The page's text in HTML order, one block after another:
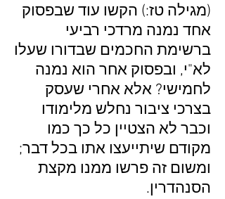
(מגילה טז:) הקשו עוד שבפסוק
אחד נמנה מרדכי רביעי
ברשימת החכמים שבדורו שעלו
לא"י, ובפסוק אחר הוא נמנה
לחמישי? אלא אחרי שעסק
בצרכי ציבור נחלש מלימודו
וכבר לא הצטיין כל כך כמו
מקודם שיתייעצו אתו בכל דבר;
ומשום זה פרשו ממנו מקצת
הסנהדרין.